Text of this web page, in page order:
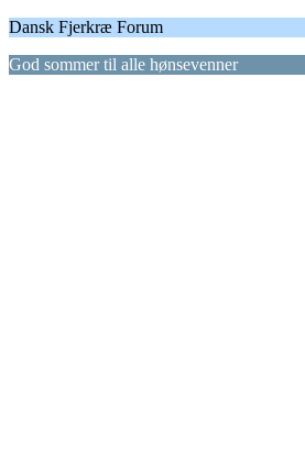
Dansk Fjerkræ Forum
God sommer til alle hønsevenner